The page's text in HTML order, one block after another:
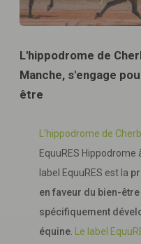
L'hippodrome de
Manche, s'engage
être
L'hippodrome de
EquuRES Hippodrome
label EquuRES est la
en faveur du bien-
spécifiquement
équine
Le label